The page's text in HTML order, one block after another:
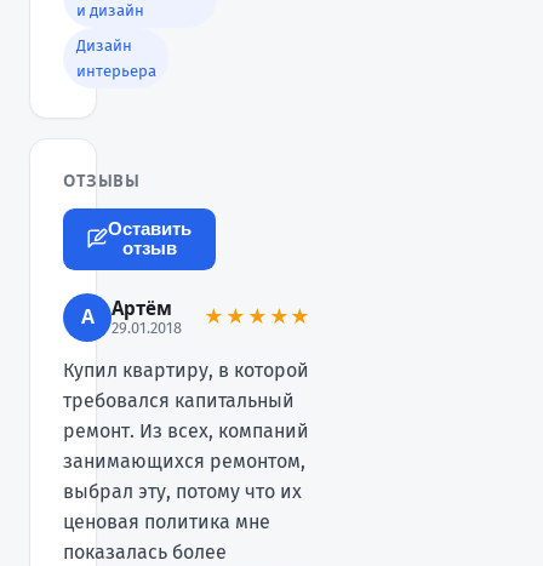
и дизайн
Дизайн
интерьера
ОТЗЫВЫ
Оставить
отзыв
А Артём
29.01.2018 ★★★★★
Купил квартиру, в которой
требовался капитальный
ремонт. Из всех, компаний
занимающихся ремонтом,
выбрал эту, потому что их
ценовая политика мне
показалась более